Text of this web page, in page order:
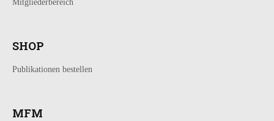
Mitgliederbereich
SHOP
Publikationen bestellen
MFM